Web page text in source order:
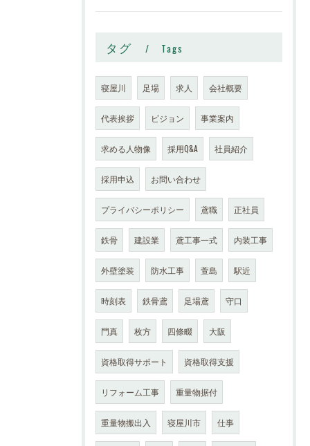
タグ Tags
寝屋川 足場 求人 会社概要
代表挨拶 ビジョン 事業案内
求める人物像 採用Q&A 社員紹介
採用申込 お問い合わせ
プライバシーポリシー 鳶職 正社員
鉄骨 建設業 鳶工事一式 内装工事
外壁塗装 防水工事 萱島 駅近
時刻表 鉄骨鳶 足場鳶 守口
門真 枚方 四條畷 大阪
資格取得サポート 資格取得支援
リフォーム工事 重量物据付
重量物搬出入 寝屋川市 仕事